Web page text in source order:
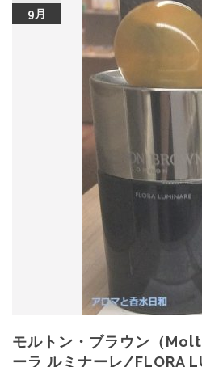
9月
モルトン・ブラウン（
ーラ ルミナーレ/FLORA